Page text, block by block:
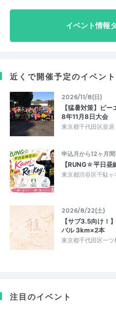
イベント情報
近くで開催予定のイベント
2026/11/8(日)
【猛暑対策】ピ
8年11月8日大会
東京都千代田区皇居
申込月から12ヶ月
【RUNG☆平日昼
東京都渋谷区千駄
2026/8/22(土)
【サブ3.5向け！
バル 3km×2本
東京都千代田区一ツ
注目のイベント